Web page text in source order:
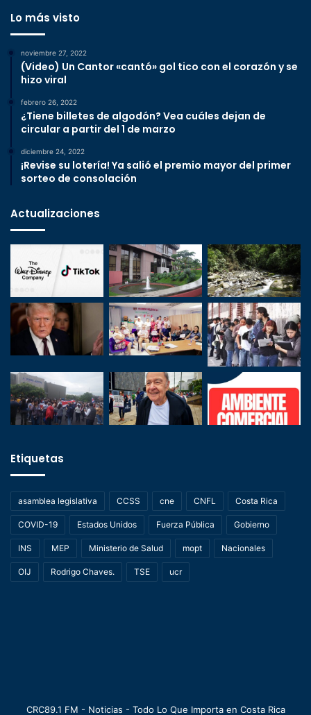
Lo más visto
noviembre 27, 2022
(Video) Un Cantor «cantó» gol tico con el corazón y se
hizo viral
febrero 26, 2022
¿Tiene billetes de algodón? Vea cuáles dejan de
circular a partir del 1 de marzo
diciembre 24, 2022
¡Revise su lotería! Ya salió el premio mayor del primer
sorteo de consolación
Actualizaciones
Etiquetas
asamblea legislativa CCSS cne CNFL Costa Rica
COVID-19 Estados Unidos Fuerza Pública Gobierno
INS MEP Ministerio de Salud mopt Nacionales
OIJ Rodrigo Chaves. TSE ucr
CRC89.1 FM - Noticias - Todo Lo Que Importa en Costa Rica